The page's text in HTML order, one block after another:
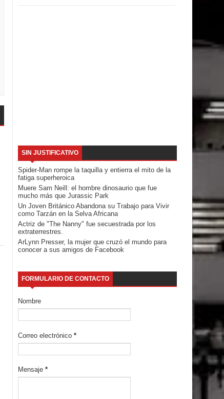
SIN JUSTIFICATIVO
Spider-Man rompe la taquilla y entierra el mito de la
fatiga superheroica
Muere Sam Neill: el hombre dinosaurio que fue
mucho más que Jurassic Park
Un Joven Británico Abandona su Trabajo para Vivir
como Tarzán en la Selva Africana
Actriz de "The Nanny" fue secuestrada por los
extraterrestres.
ArLynn Presser, la mujer que cruzó el mundo para
conocer a sus amigos de Facebook
FORMULARIO DE CONTACTO
Nombre
Correo electrónico *
Mensaje *